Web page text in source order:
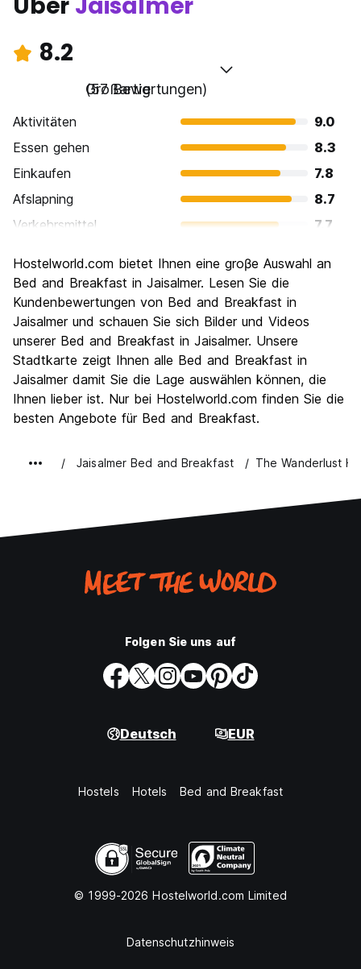
8.2
Großartig
(57 Bewertungen)
Aktivitäten
9.0
Essen gehen
8.3
Einkaufen
7.8
Afslapning
8.7
Verkehrsmittel
7.7
Kultur
Nachtleben / Party
Preis-Leistungsverhältnis
Hostelworld.com bietet Ihnen eine groβe Auswahl an
Bed and Breakfast in Jaisalmer. Lesen Sie die
Kundenbewertungen von Bed and Breakfast in
Jaisalmer und schauen Sie sich Bilder und Videos
unserer Bed and Breakfast in Jaisalmer. Unsere
Stadtkarte zeigt Ihnen alle Bed and Breakfast in
Jaisalmer damit Sie die Lage auswählen können, die
Ihnen lieber ist. Nur bei Hostelworld.com finden Sie die
besten Angebote für Bed and Breakfast.
Jaisalmer Bed and Breakfast The Wanderlust
Folgen Sie uns auf
Deutsch EUR
Hostels Hotels Bed and Breakfast
© 1999-2026 Hostelworld.com Limited
Datenschutzhinweis